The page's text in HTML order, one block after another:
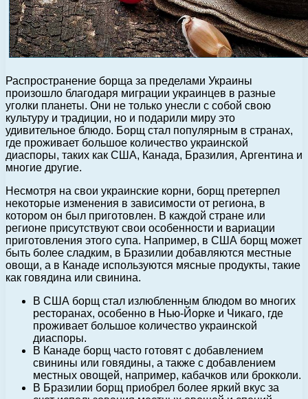
Распространение борща за пределами Украины
произошло благодаря миграции украинцев в разные
уголки планеты. Они не только унесли с собой свою
культуру и традиции, но и подарили миру это
удивительное блюдо. Борщ стал популярным в странах,
где проживает большое количество украинской
диаспоры, таких как США, Канада, Бразилия, Аргентина и
многие другие.
Несмотря на свои украинские корни, борщ претерпел
некоторые изменения в зависимости от региона, в
котором он был приготовлен. В каждой стране или
регионе присутствуют свои особенности и вариации
приготовления этого супа. Например, в США борщ может
быть более сладким, в Бразилии добавляются местные
овощи, а в Канаде используются мясные продукты, такие
как говядина или свинина.
В США борщ стал излюбленным блюдом во многих
ресторанах, особенно в Нью-Йорке и Чикаго, где
проживает большое количество украинской
диаспоры.
В Канаде борщ часто готовят с добавлением
свинины или говядины, а также с добавлением
местных овощей, например, кабачков или брокколи.
В Бразилии борщ приобрел более яркий вкус за